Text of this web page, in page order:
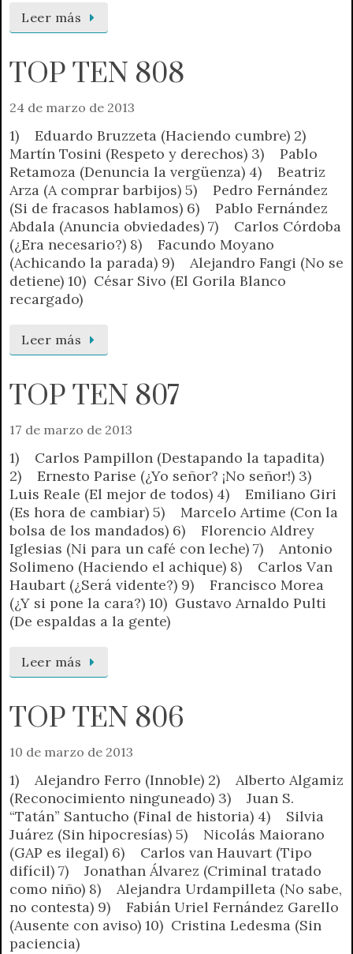
Leer más
TOP TEN 808
24 de marzo de 2013
1) Eduardo Bruzzeta (Haciendo cumbre) 2)
Martín Tosini (Respeto y derechos) 3) Pablo
Retamoza (Denuncia la vergüenza) 4) Beatriz
Arza (A comprar barbijos) 5) Pedro Fernández
(Si de fracasos hablamos) 6) Pablo Fernández
Abdala (Anuncia obviedades) 7) Carlos Córdoba
(¿Era necesario?) 8) Facundo Moyano
(Achicando la parada) 9) Alejandro Fangi (No se
detiene) 10) César Sivo (El Gorila Blanco
recargado)
Leer más
TOP TEN 807
17 de marzo de 2013
1) Carlos Pampillon (Destapando la tapadita)
2) Ernesto Parise (¿Yo señor? ¡No señor!) 3)
Luis Reale (El mejor de todos) 4) Emiliano Giri
(Es hora de cambiar) 5) Marcelo Artime (Con la
bolsa de los mandados) 6) Florencio Aldrey
Iglesias (Ni para un café con leche) 7) Antonio
Solimeno (Haciendo el achique) 8) Carlos Van
Haubart (¿Será vidente?) 9) Francisco Morea
(¿Y si pone la cara?) 10) Gustavo Arnaldo Pulti
(De espaldas a la gente)
Leer más
TOP TEN 806
10 de marzo de 2013
1) Alejandro Ferro (Innoble) 2) Alberto Algamiz
(Reconocimiento ninguneado) 3) Juan S.
“Tatán” Santucho (Final de historia) 4) Silvia
Juárez (Sin hipocresías) 5) Nicolás Maiorano
(GAP es ilegal) 6) Carlos van Hauvart (Tipo
difícil) 7) Jonathan Álvarez (Criminal tratado
como niño) 8) Alejandra Urdampilleta (No sabe,
no contesta) 9) Fabián Uriel Fernández Garello
(Ausente con aviso) 10) Cristina Ledesma (Sin
paciencia)